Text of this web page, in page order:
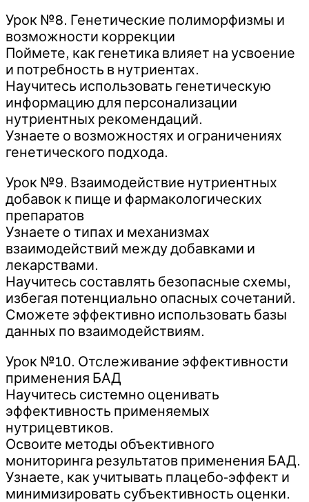
Урок №8. Генетические полиморфизмы и
возможности коррекции
Поймете, как генетика влияет на усвоение
и потребность в нутриентах.
Научитесь использовать генетическую
информацию для персонализации
нутриентных рекомендаций.
Узнаете о возможностях и ограничениях
генетического подхода.
Урок №9. Взаимодействие нутриентных
добавок к пище и фармакологических
препаратов
Узнаете о типах и механизмах
взаимодействий между добавками и
лекарствами.
Научитесь составлять безопасные схемы,
избегая потенциально опасных сочетаний.
Сможете эффективно использовать базы
данных по взаимодействиям.
Урок №10. Отслеживание эффективности
применения БАД
Научитесь системно оценивать
эффективность применяемых
нутрицевтиков.
Освоите методы объективного
мониторинга результатов применения БАД.
Узнаете, как учитывать плацебо-эффект и
минимизировать субъективность оценки.